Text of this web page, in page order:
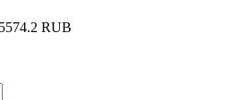
RUB